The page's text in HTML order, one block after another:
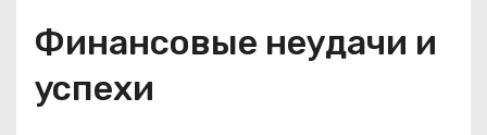
Финансовые неудачи и
успехи